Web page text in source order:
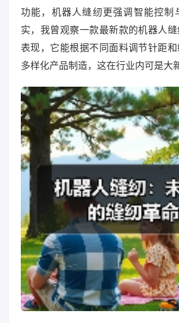
功能，机器人缝纫更强调智能控制
实，我曾观察一款最新款的机器人
表现，它能根据不同面料调节针距
多样化产品制造，这在行业内可是大